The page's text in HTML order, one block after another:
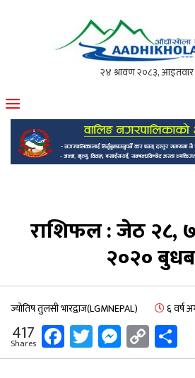
मोफसलकै लोकप्रिय अनलाइन पत्रिका
राशिफल : जेठ २८,
२०२०
ज्योतिष तुलसी भारद्वाज(LGMNEPAL) ६ वर्ष
417
Shares Facebook
TwitterCopy
Link